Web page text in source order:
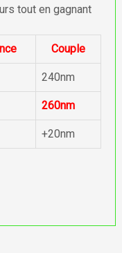
tout en gagnant
Couple
240nm
260nm
+20nm